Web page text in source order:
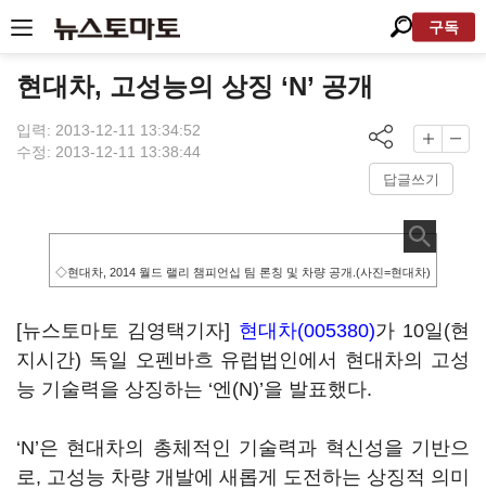
구독
현대차, 고성능의 상징 ‘N’ 공개
입력: 2013-12-11 13:34:52
수정: 2013-12-11 13:38:44
답글쓰기
◇현대차, 2014 월드 랠리 챔피언십 팀 론칭 및 차량 공개.(사진=현대차)
[뉴스토마토 김영택기자] 현대차(005380)가 10일(현
지시간) 독일 오펜바흐 유럽법인에서 현대차의 고성
능 기술력을 상징하는 ‘엔(N)’을 발표했다.
‘N’은 현대차의 총체적인 기술력과 혁신성을 기반으
로, 고성능 차량 개발에 새롭게 도전하는 상징적 의미